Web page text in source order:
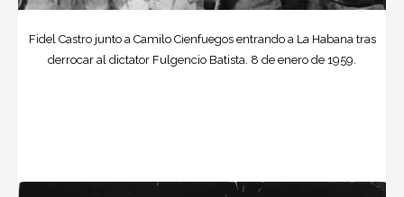
Fidel Castro junto a Camilo Cienfuegos entrando a La Habana tras
derrocar al dictator Fulgencio Batista. 8 de enero de 1959.